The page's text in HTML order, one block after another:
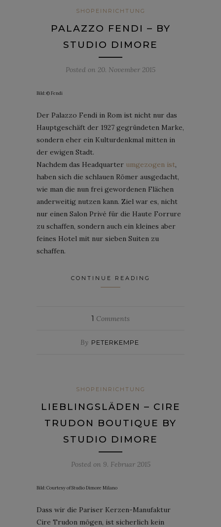
SHOPEINRICHTUNG
PALAZZO FENDI – BY
STUDIO DIMORE
Posted on 20. November 2015
Bild: © Fendi
Der Palazzo Fendi in Rom ist nicht nur das
Hauptgeschäft der 1927 gegründeten Marke,
sondern eher ein Kulturdenkmal mitten in
der ewigen Stadt.
Nachdem das Headquarter umgezogen ist,
haben sich die schlauen Römer ausgedacht,
wie man die nun frei gewordenen Flächen
anderweitig nutzen kann. Ziel war es, nicht
nur einen Salon Privé für die Haute Forrure
zu schaffen, sondern auch ein kleines aber
feines Hotel mit nur sieben Suiten zu
schaffen.
CONTINUE READING
1 Comments
By PETERKEMPE
SHOPEINRICHTUNG
LIEBLINGSLÄDEN – CIRE
TRUDON BOUTIQUE BY
STUDIO DIMORE
Posted on 9. Februar 2015
Bild: Courtesy of Studio Dimore Milano
Dass wir die Pariser Kerzen-Manufaktur
Cire Trudon mögen, ist sicherlich kein